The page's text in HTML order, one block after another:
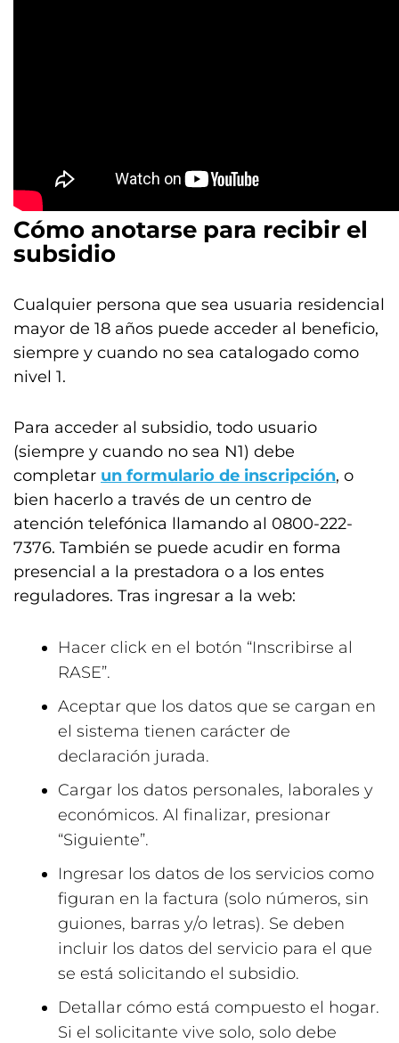
Cómo anotarse para recibir el
subsidio
Cualquier persona que sea usuaria residencial
mayor de 18 años puede acceder al beneficio,
siempre y cuando no sea catalogado como
nivel 1.
Para acceder al subsidio, todo usuario
(siempre y cuando no sea N1) debe
completar un formulario de inscripción, o
bien hacerlo a través de un centro de
atención telefónica llamando al 0800-222-
7376. También se puede acudir en forma
presencial a la prestadora o a los entes
reguladores. Tras ingresar a la web:
Hacer click en el botón “Inscribirse al
RASE”.
Aceptar que los datos que se cargan en
el sistema tienen carácter de
declaración jurada.
Cargar los datos personales, laborales y
económicos. Al finalizar, presionar
“Siguiente”.
Ingresar los datos de los servicios como
figuran en la factura (solo números, sin
guiones, barras y/o letras). Se deben
incluir los datos del servicio para el que
se está solicitando el subsidio.
Detallar cómo está compuesto el hogar.
Si el solicitante vive solo, solo debe